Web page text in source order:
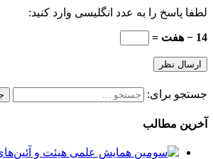
لطفا پاسخ را به عدد انگلیسی وارد کنید:
14 − هفت =
جستجو برای:
آخرین مطالب